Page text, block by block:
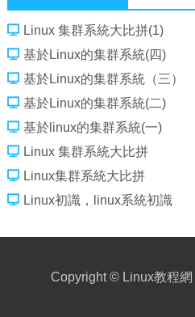
Linux 集群系統大比拼(1)
基於Linux的集群系統(四)
基於Linux的集群系統（三）
基於Linux的集群系統(二)
基於linux的集群系統(一)
Linux 集群系統大比拼
Linux集群系統大比拼
Linux初識，linux系統初識
Copyright © Linux教程網